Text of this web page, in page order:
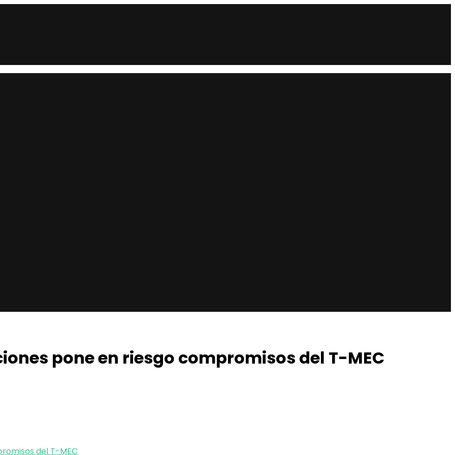
pone en riesgo compromisos del T-MEC